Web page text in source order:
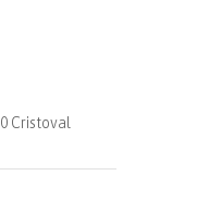
Cristoval